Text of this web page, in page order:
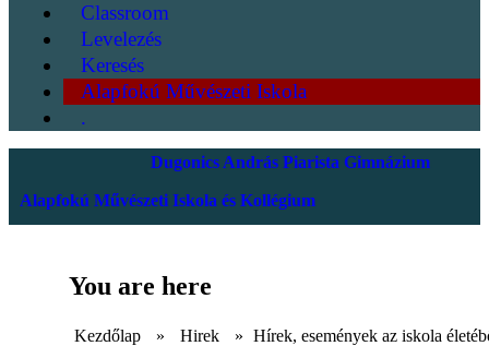
Classroom
Levelezés
Keresés
Alapfokú Művészeti Iskola
.
Dugonics András Piarista Gimnázium
Alapfokú Művészeti Iskola és Kollégium
You are here
Kezdőlap » Hirek » Hírek, események az iskola